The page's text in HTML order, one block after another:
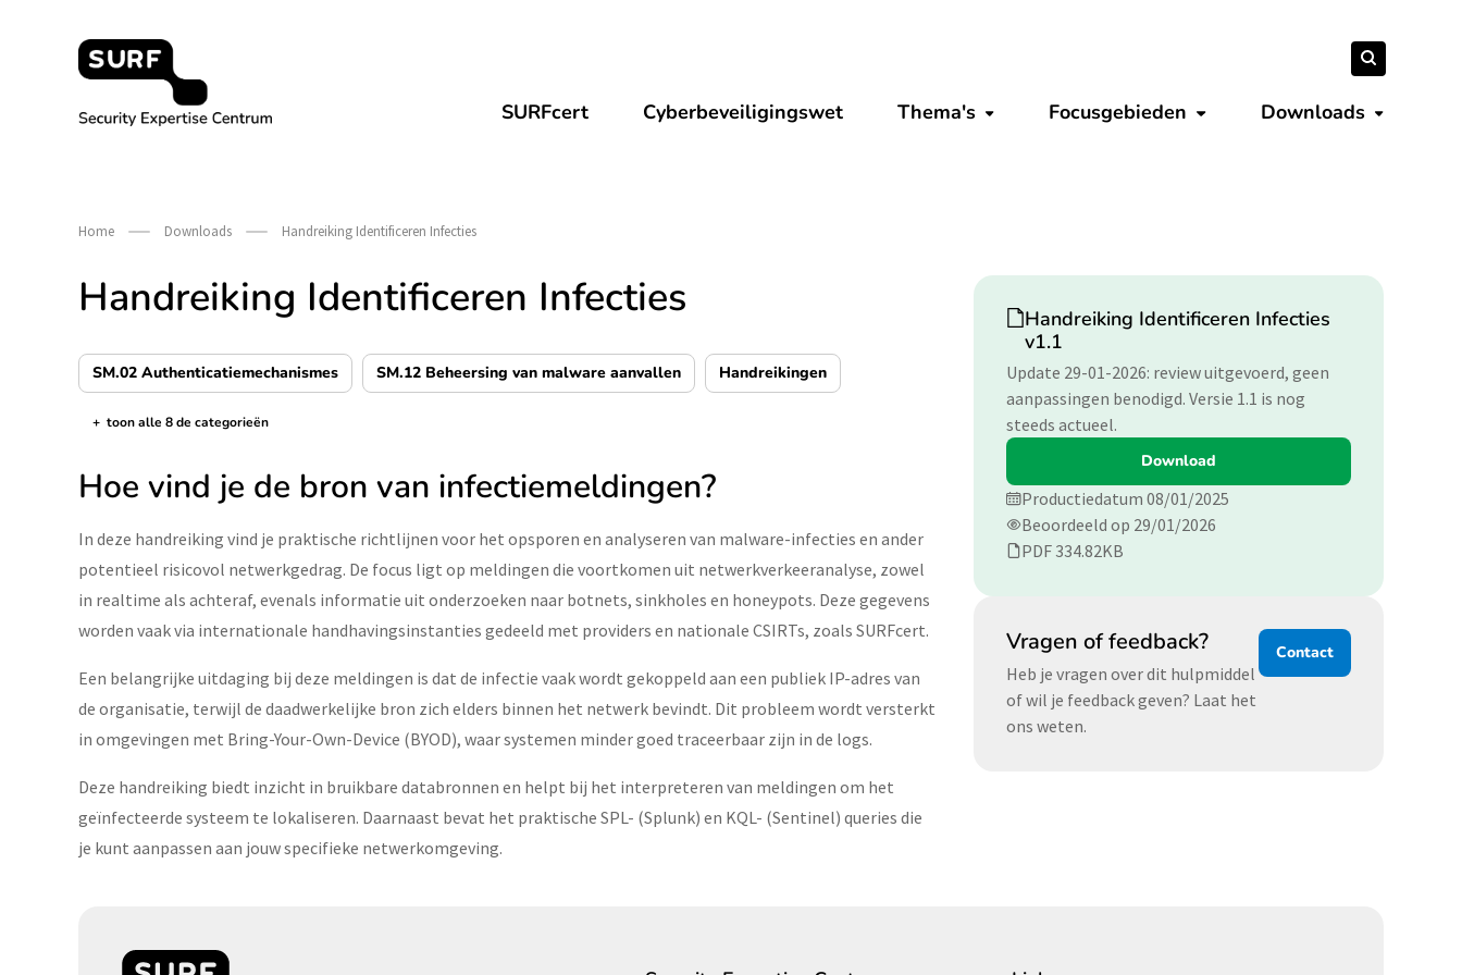
Security Expertise Centrum – by SURF
Zoeken
naar:Zoeken
SURFcert Cyberbeveiligingswet Thema's Submenu tonen
Focusgebieden Submenu tonen
Downloads
Home Downloads Handreiking Identificeren Infecties
Handreiking Identificeren Infecties
SM.02 Authenticatiemechanismes SM.12 Beheersing van malware aanvallen Handreikingen
de categorieën tonen/verbergen
+ toon alle 8 de categorieën
Hoe vind je de bron van infectiemeldingen?
In deze handreiking vind je praktische richtlijnen voor het opsporen en analyseren van malware-infecties en ander
potentieel risicovol netwerkgedrag. De focus ligt op meldingen die voortkomen uit netwerkverkeeranalyse, zowel
in realtime als achteraf, evenals informatie uit onderzoeken naar botnets, sinkholes en honeypots. Deze gegevens
worden vaak via internationale handhavingsinstanties gedeeld met providers en nationale CSIRTs, zoals SURFcert.
Een belangrijke uitdaging bij deze meldingen is dat de infectie vaak wordt gekoppeld aan een publiek IP-adres van
de organisatie, terwijl de daadwerkelijke bron zich elders binnen het netwerk bevindt. Dit probleem wordt versterkt
in omgevingen met Bring-Your-Own-Device (BYOD), waar systemen minder goed traceerbaar zijn in de logs.
Deze handreiking biedt inzicht in bruikbare databronnen en helpt bij het interpreteren van meldingen om het
geïnfecteerde systeem te lokaliseren. Daarnaast bevat het praktische SPL- (Splunk) en KQL- (Sentinel) queries die
je kunt aanpassen aan jouw specifieke netwerkomgeving.
Download
Handreiking Identificeren Infecties
v1.1
Update 29-01-2026: review uitgevoerd, geen
aanpassingen benodigd. Versie 1.1 is nog
steeds actueel.
Download
Productiedatum 08/01/2025
Beoordeeld op 29/01/2026
PDF 334.82KB
Vragen of feedback?
Heb je vragen over dit hulpmiddel
of wil je feedback geven? Laat het
ons weten.
Contact